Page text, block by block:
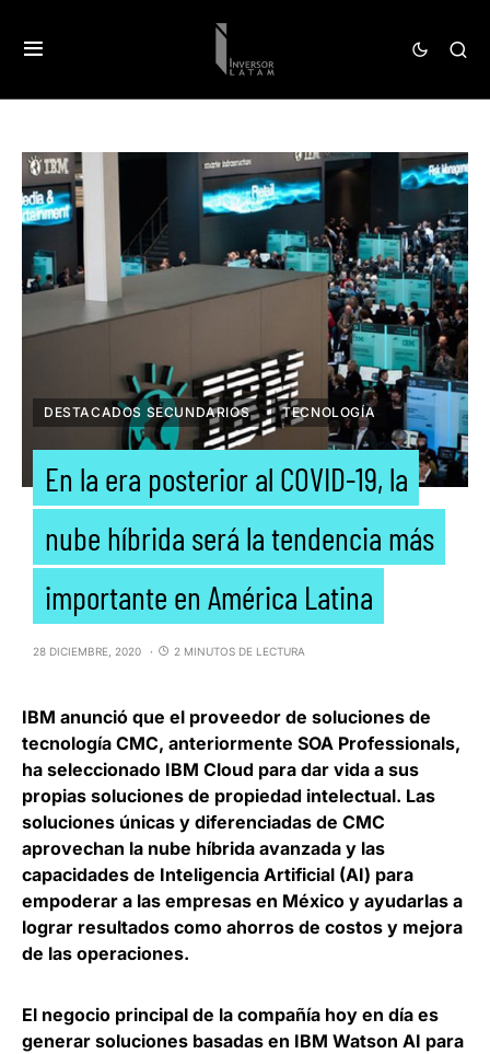
DESTACADOS SECUNDARIOS TECNOLOGÍA
En la era posterior al COVID-19, la
nube híbrida será la tendencia más
importante en América Latina
28 DICIEMBRE, 2020 2 MINUTOS DE LECTURA
IBM anunció que el proveedor de soluciones de
tecnología CMC, anteriormente SOA Professionals,
ha seleccionado IBM Cloud para dar vida a sus
propias soluciones de propiedad intelectual. Las
soluciones únicas y diferenciadas de CMC
aprovechan la nube híbrida avanzada y las
capacidades de Inteligencia Artificial (AI) para
empoderar a las empresas en México y ayudarlas a
lograr resultados como ahorros de costos y mejora
de las operaciones.
El negocio principal de la compañía hoy en día es
generar soluciones basadas en IBM Watson AI para